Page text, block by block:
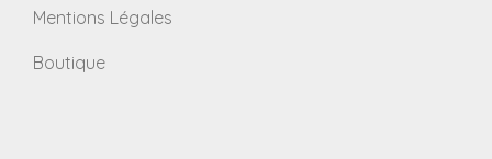
Mentions Légales
Boutique